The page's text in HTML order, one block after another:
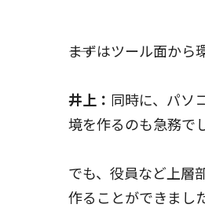
――まずはツール面か
井上： 同時に、パソ
境を作るのも急務で
でも、役員など上層
作ることができまし